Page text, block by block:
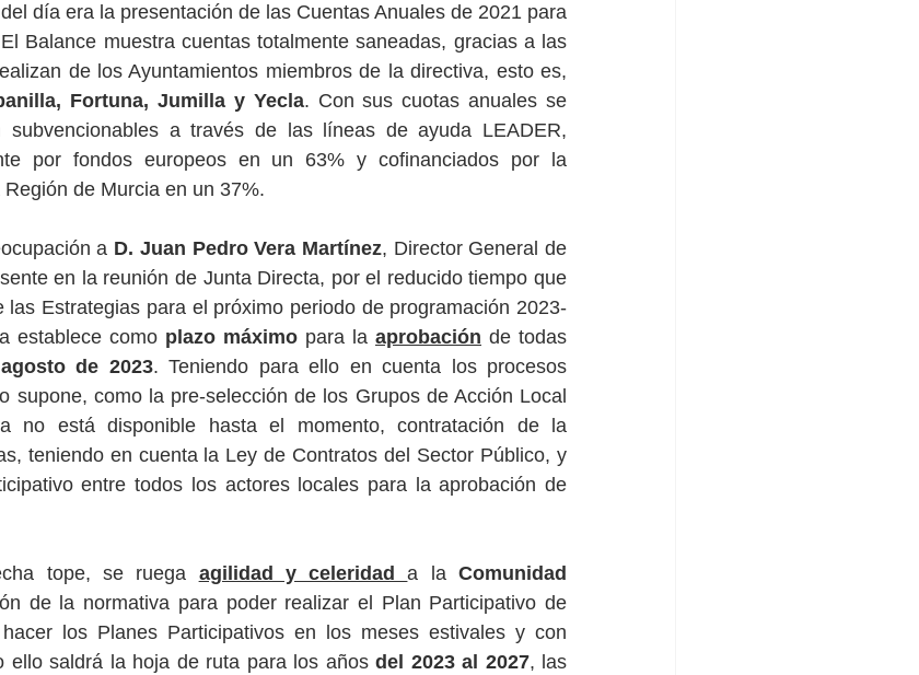
día era la presentación de las Cuentas Anuales de 2021 para
Balance muestra cuentas totalmente saneadas, gracias a las
de los Ayuntamientos miembros de la directiva, esto es,
Fortuna, Jumilla y Yecla. Con sus cuotas anuales se
a través de las líneas de ayuda LEADER,
por fondos europeos en un 63% y cofinanciados por la
de Murcia en un 37%.
a D. Juan Pedro Vera Martínez, Director General de
en la reunión de Junta Directa, por el reducido tiempo que
las Estrategias para el próximo periodo de programación 2023-
establece como plazo máximo para la aprobación de todas
de 2023. Teniendo para ello en cuenta los procesos
supone, como la pre-selección de los Grupos de Acción Local
no está disponible hasta el momento, contratación de la
teniendo en cuenta la Ley de Contratos del Sector Público, y
entre todos los actores locales para la aprobación de
tope, se ruega agilidad y celeridad a la Comunidad
de la normativa para poder realizar el Plan Participativo de
los Planes Participativos en los meses estivales y con
ello saldrá la hoja de ruta para los años del 2023 al 2027